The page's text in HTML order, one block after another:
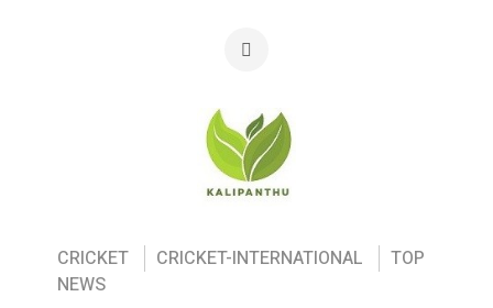
CRICKET CRICKET-INTERNATIONAL
TOP
NEWS